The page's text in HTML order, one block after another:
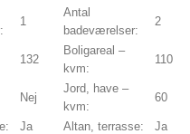
1
132
Nej
Ja
Antal
badeværelser:
2
Boligareal –
kvm:
110
Jord, have –
kvm:
60
Altan, terrasse:
Ja